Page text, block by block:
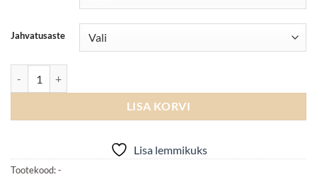
Jahvatusaste
LISA KORVI
Lisa lemmikuks
Tootekood:-